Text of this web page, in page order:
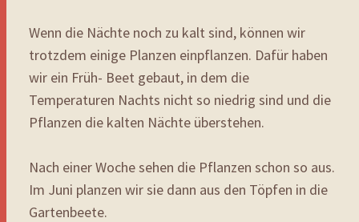
Wenn die Nächte noch zu kalt sind, können wir
trotzdem einige Planzen einpflanzen. Dafür haben
wir ein Früh- Beet gebaut, in dem die
Temperaturen Nachts nicht so niedrig sind und die
Pflanzen die kalten Nächte überstehen.
Nach einer Woche sehen die Pflanzen schon so aus.
Im Juni planzen wir sie dann aus den Töpfen in die
Gartenbeete.